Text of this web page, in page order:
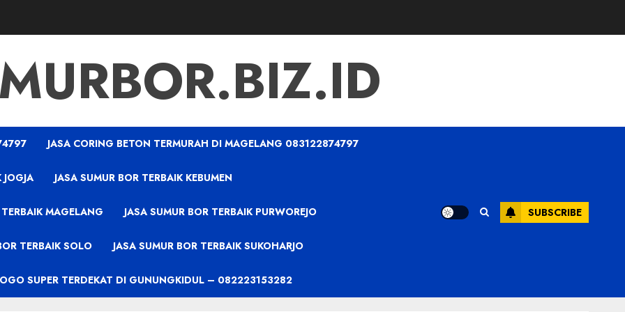
JASA CORING BETON TERMURAH DI MAGELANG 083122874797
JOGJA JASA SUMUR BOR TERBAIK KEBUMEN
MAGELANG JASA SUMUR BOR TERBAIK PURWOREJO
TERBAIK SOLO JASA SUMUR BOR TERBAIK SUKOHARJO
SUPER TERDEKAT DI GUNUNGKIDUL – 082223153282
SUBSCRIBE